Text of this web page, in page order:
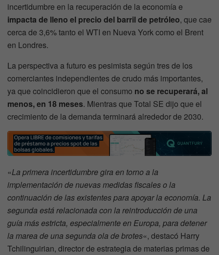
incertidumbre en la recuperación de la economía e
impacta de lleno el precio del barril de petróleo, que cae
cerca de 3,6% tanto el WTI en Nueva York como el Brent
en Londres.
La perspectiva a futuro es pesimista según tres de los
comerciantes independientes de crudo más importantes,
ya que coincidieron que el consumo no se recuperará, al
menos, en 18 meses. Mientras que Total SE dijo que el
crecimiento de la demanda terminará alrededor de 2030.
«La primera incertidumbre gira en torno a la
implementación de nuevas medidas fiscales o la
continuación de las existentes para apoyar la economía. La
segunda está relacionada con la reintroducción de una
guía más estricta, especialmente en Europa, para detener
la marea de una segunda ola de brotes«, destacó Harry
Tchilinguirian, director de estrategia de materias primas de